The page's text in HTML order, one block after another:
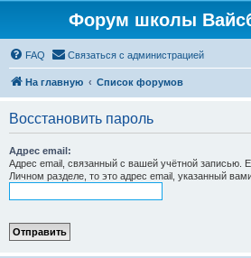
Форум школы
FAQ Связаться с администрацией
На главную Список форумов
Восстановить пароль
Адрес email:
Адрес email, связанный с вашей учётной записью.
Личном разделе, то это адрес email, указанный